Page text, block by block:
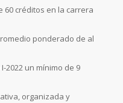
60 créditos en la carrera
ponderado de al
2022 un mínimo de 9
organizada y